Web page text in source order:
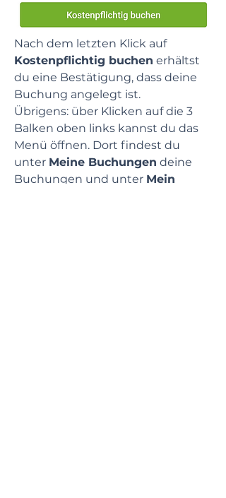
Nach dem letzten Klick auf
Kostenpflichtig buchen erhältst
du eine Bestätigung, dass deine
Buchung angelegt ist.
Übrigens: über Klicken auf die 3
Balken oben links kannst du das
Menü öffnen. Dort findest du
unter Meine Buchungen deine
Buchungen und unter Mein